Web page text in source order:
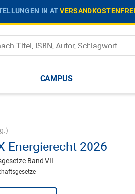
IN ATVERSANDKOSTENFREI
CAMPUS
Energierecht 2026
Band VII